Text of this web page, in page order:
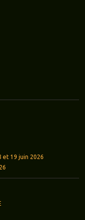
et 19 juin 2026